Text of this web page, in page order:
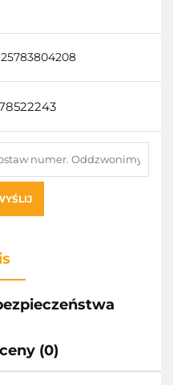
(0)